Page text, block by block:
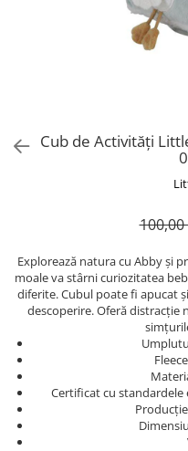
Cub de Activități
100,00
Explorează natura cu Abby și
moale va stârni curiozitatea
diferite. Cubul poate fi apucat
descoperire. Oferă distracție
Certificat cu standardele